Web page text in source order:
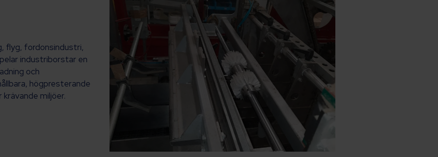
flyg, fordonsindustri,
industriborstar en
och
högpresterande
miljöer.